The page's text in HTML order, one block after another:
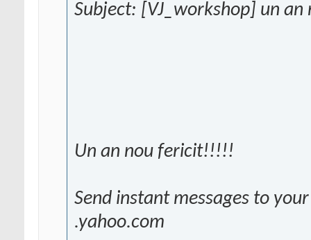
Subject: [VJ_workshop] un an
Un an nou fericit!!!!!
Send instant messages to
.yahoo.com